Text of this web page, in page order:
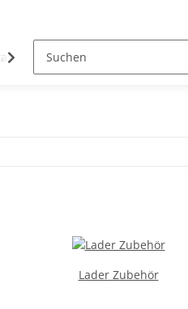
Karriere
Lader Zubehör